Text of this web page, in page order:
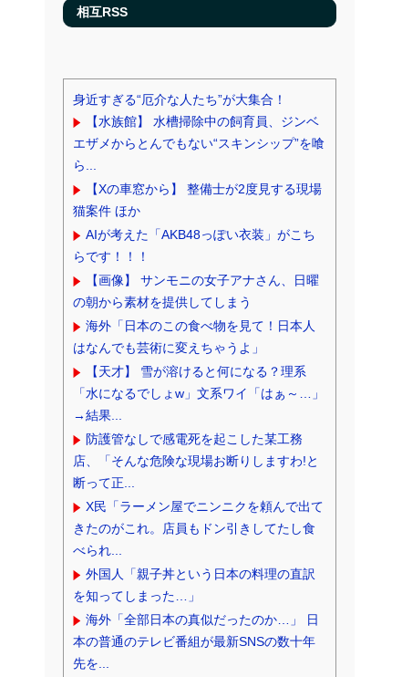
相互RSS
身近すぎる“厄介な人たち”が大集合！
【水族館】 水槽掃除中の飼育員、ジンベ
エザメからとんでもない“スキンシップ”を喰
ら...
【Xの車窓から】 整備士が2度見する現場
猫案件 ほか
AIが考えた「AKB48っぽい衣装」がこち
らです！！！
【画像】 サンモニの女子アナさん、日曜
の朝から素材を提供してしまう
海外「日本のこの食べ物を見て！日本人
はなんでも芸術に変えちゃうよ」
【天才】 雪が溶けると何になる？理系
「水になるでしょw」文系ワイ「はぁ～…」
→結果...
防護管なしで感電死を起こした某工務
店、「そんな危険な現場お断りしますわ!と
断って正...
X民「ラーメン屋でニンニクを頼んで出て
きたのがこれ。店員もドン引きしてたし食
べられ...
外国人「親子丼という日本の料理の直訳
を知ってしまった…」
海外「全部日本の真似だったのか…」 日
本の普通のテレビ番組が最新SNSの数十年
先を...